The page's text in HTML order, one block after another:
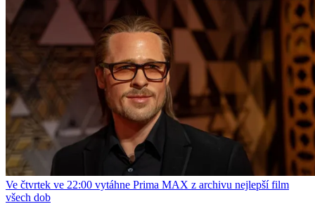
Ve čtvrtek ve 22:00 vytáhne Prima MAX z archivu nejlepší film
všech dob